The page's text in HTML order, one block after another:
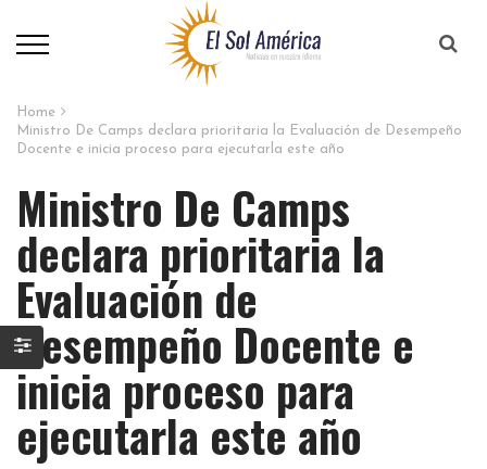
Home
Ministro De Camps declara prioritaria la Evaluación de Desempeño
Docente e inicia proceso para ejecutarla este año
Ministro De Camps
declara prioritaria la
Evaluación de
Desempeño Docente e
inicia proceso para
ejecutarla este año